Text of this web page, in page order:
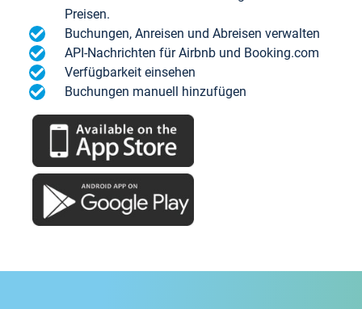
Preisen.
Buchungen, Anreisen und Abreisen verwalten
API-Nachrichten für Airbnb und Booking.com
Verfügbarkeit einsehen
Buchungen manuell hinzufügen